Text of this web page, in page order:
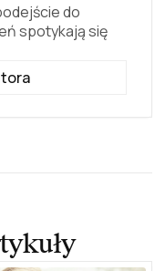
do
spotykają się